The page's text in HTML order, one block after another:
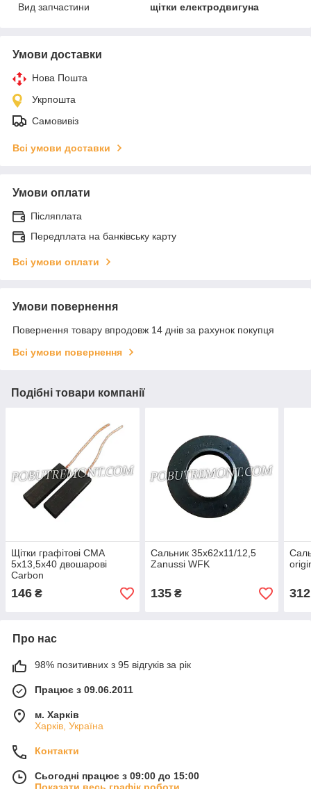
Вид запчастини
щітки електродвигуна
Умови доставки
Нова Пошта
Укрпошта
Самовивіз
Всі умови доставки
Умови оплати
Післяплата
Передплата на банківську карту
Всі умови оплати
Умови повернення
Повернення товару впродовж 14 днів за рахунок покупця
Всі умови повернення
Подібні товари компанії
Щітки графітові СМА
5х13,5х40 двошарові
Carbon
146 ₴
Сальник 35х62х11/12,5
Zanussi WFK
135₴ 312
Про нас
98% позитивних з 95 відгуків за рік
Працює з 09.06.2011
м. Харків
Харків, Україна
Контакти
Сьогодні працює з 09:00 до 15:00